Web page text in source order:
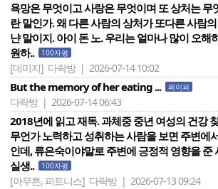
욕망은 무엇이고 사랑은 무엇이며 또 상처는 무
란 말인가. 왜 다른 사람의 상처가 또다른 사람
냔 말이지. 아이 돈 노. 우리는 얼마나 많이 오해
원하..
100자평
[데미지] 다락방 | 2026-07-14 10:02
But the memory of her eating ... 페이퍼
다락방 | 2026-07-14 06:43
2018년에 읽고 재독. 과체중 중년 여성의 건강
무언가 노력하고 성취하는 사람을 보면 주변에
인데, 류은숙이야말로 주변에 긍정적 영향을 준
실생..
100자평
[아무튼, 피트니스] 다락방 | 2026-07-13 09:24